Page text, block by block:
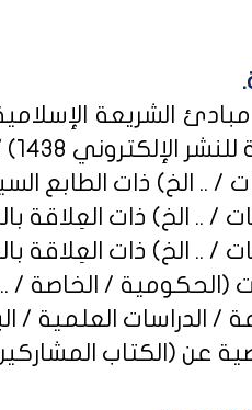
الشريعة
الإلكتروني 1438
)